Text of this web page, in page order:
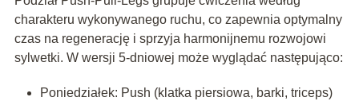
charakteru wykonywanego ruchu, co zapewnia optymalny
czas na regenerację i sprzyja harmonijnemu rozwojowi
sylwetki. W wersji 5-dniowej może wyglądać następująco:
Poniedziałek: Push (klatka piersiowa, barki, triceps)